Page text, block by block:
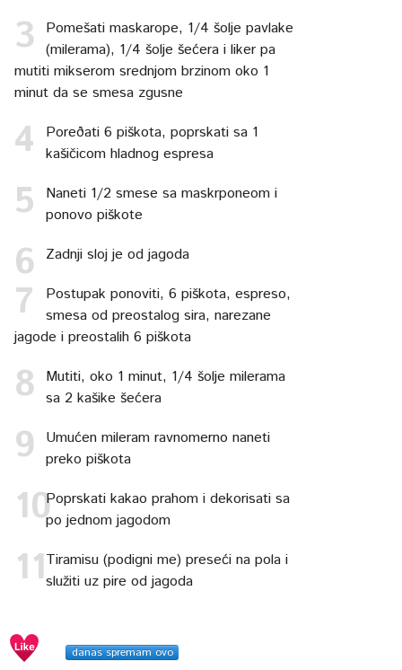
Pomešati maskarope, 1/4 šolje pavlake
(milerama), 1/4 šolje šećera i liker pa
mutiti mikserom srednjom brzinom oko 1
minut da se smesa zgusne
Poreðati 6 piškota, poprskati sa 1
kašičicom hladnog espresa
Naneti 1/2 smese sa maskrponeom i
ponovo piškote
Zadnji sloj je od jagoda
Postupak ponoviti, 6 piškota, espreso,
smesa od preostalog sira, narezane
jagode i preostalih 6 piškota
Mutiti, oko 1 minut, 1/4 šolje milerama
sa 2 kašike šećera
Umućen mileram ravnomerno naneti
preko piškota
Poprskati kakao prahom i dekorisati sa
po jednom jagodom
Tiramisu (podigni me) preseći na pola i
služiti uz pire od jagoda
danas spremam ovo